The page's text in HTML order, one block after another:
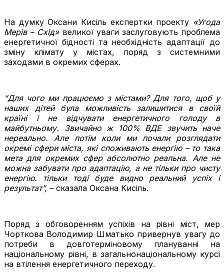
На думку Оксани Кисіль експертки проекту «Угода
Мерів – Схід»великої уваги заслуговують проблема
енергетичної бідності та необхідність адаптації до
зміну клімату у містах, поряд з системними
заходами в окремих сферах.
“Для чого ми працюємо з містами? Для того, щоб у
наших дітей була можливість залишитися в своїй
країні і не відчувати енергетичного голоду в
майбутньому. Звичайно ж 100% ВДЕ звучить наче
нереально. Але потім коли ми почали розглядати
окремі сфери міста, які споживають енергію – то така
мета для окремих сфер абсолютно реальна. Але не
можна забувати про адаптацію, а не тільки про чисту
енергію. тільки тоді буде видно реальний успіх і
результат”, – сказала Оксана Кисіль.
Поряд з обговоренням успіхів на рівні міст, мер
Чорткова Володимир Шматько привернув увагу до
потреби в довготерміновому плануванні на
національному рівні, в загальнонаціональному курсі
на втілення енергетичного переходу.